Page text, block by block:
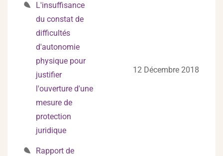
L'insuffisance
du constat de
difficultés
d'autonomie
physique pour
justifier
l'ouverture d'une
mesure de
protection
juridique
12 Décembre 2018
Rapport de